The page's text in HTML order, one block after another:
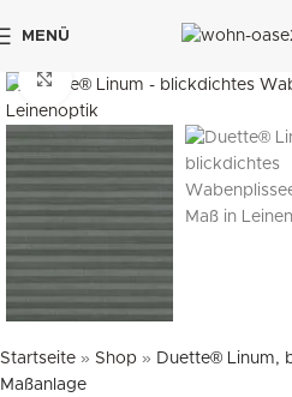
MENÜ
klicken um zu vergrößern
Startseite » Shop » Duette® Linum,
Maßanlage